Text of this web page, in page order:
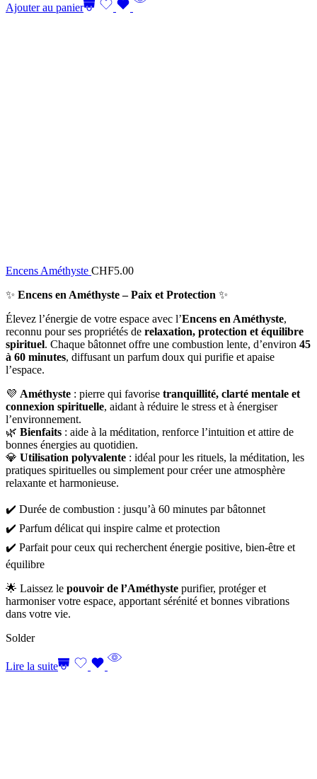
Ajouter au panier
Encens Améthyste CHF5.00
✨ Encens en Améthyste – Paix et Protection ✨
Élevez l’énergie de votre espace avec l’Encens en Améthyste,
reconnu pour ses propriétés de relaxation, protection et équilibre
spirituel. Chaque bâtonnet offre une combustion lente, d’environ 45
à 60 minutes, diffusant un parfum doux qui purifie et apaise
l’espace.
💜 Améthyste : pierre qui favorise tranquillité, clarté mentale et
connexion spirituelle, aidant à réduire le stress et à énergiser
l’environnement.
🌿 Bienfaits : aide à la méditation, renforce l’intuition et attire de
bonnes énergies au quotidien.
💎 Utilisation polyvalente : idéal pour les rituels, la méditation, les
pratiques spirituelles ou simplement pour créer une atmosphère
relaxante et harmonieuse.
✔️ Durée de combustion : jusqu’à 60 minutes par bâtonnet
✔️ Parfum délicat qui inspire calme et protection
✔️ Parfait pour ceux qui recherchent énergie positive, bien-être et
équilibre
🌟 Laissez le pouvoir de l’Améthyste purifier, protéger et
harmoniser votre espace, apportant sérénité et bonnes vibrations
dans votre vie.
Solder
Lire la suite